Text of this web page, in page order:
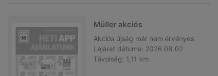
Müller akciós
Akciós újság már nem érvényes
Lejárat dátuma: 2026.08.02
Távolság: 1,11 km